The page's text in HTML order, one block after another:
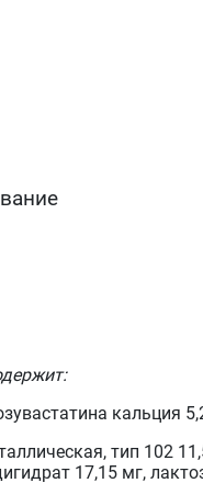
наследственной
к диете у пациентов,
у
50 лет для
белка (≥
риска, таких
низкая
кальция
тип 102
17,15 мг,